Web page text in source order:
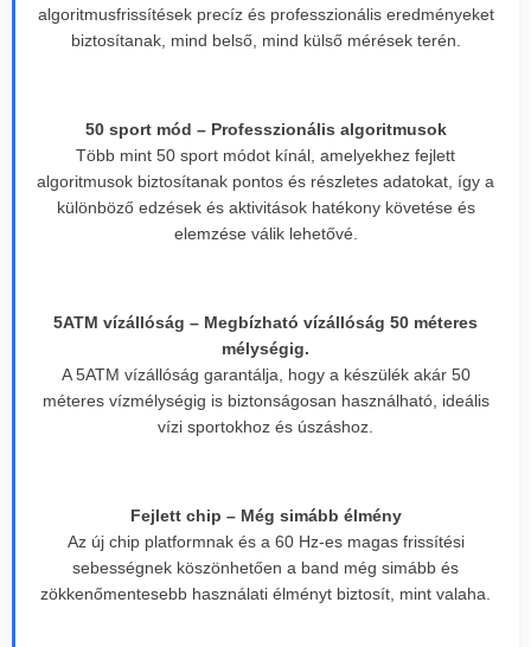
algoritmusfrissítések precíz és professzionális eredményeket
biztosítanak, mind belső, mind külső mérések terén.
50 sport mód – Professzionális algoritmusok
Több mint 50 sport módot kínál, amelyekhez fejlett
algoritmusok biztosítanak pontos és részletes adatokat, így a
különböző edzések és aktivitások hatékony követése és
elemzése válik lehetővé.
5ATM vízállóság – Megbízható vízállóság 50 méteres
mélységig.
A 5ATM vízállóság garantálja, hogy a készülék akár 50
méteres vízmélységig is biztonságosan használható, ideális
vízi sportokhoz és úszáshoz.
Fejlett chip – Még simább élmény
Az új chip platformnak és a 60 Hz-es magas frissítési
sebességnek köszönhetően a band még simább és
zökkenőmentesebb használati élményt biztosít, mint valaha.